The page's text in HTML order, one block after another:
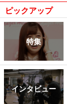
ピックアップ
特集
インタビュー